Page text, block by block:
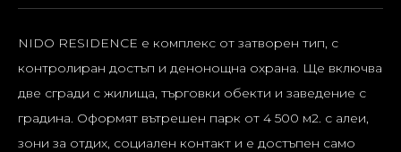
NIDO RESIDENCE е комплекс от затворен тип, с
контролиран достъп и денонощна охрана. Ще включва
две сгради с жилища, търговки обекти и заведение с
градина. Оформят вътрешен парк от 4 500 м2. с алеи,
зони за отдих, социален контакт и е достъпен само